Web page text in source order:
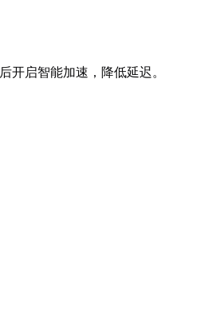
启智能加速，降低延迟。